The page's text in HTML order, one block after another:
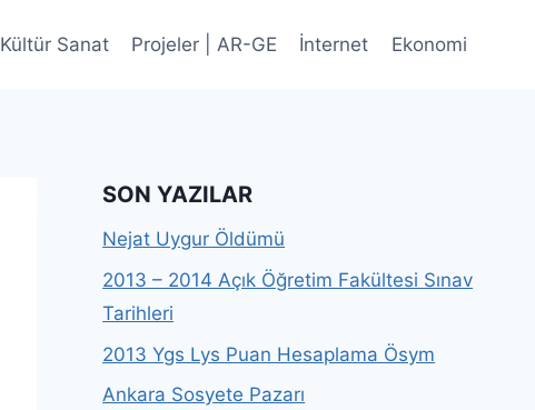
Kültür Sanat Projeler | AR-GE İnternet Ekonomi
SON YAZILAR
Nejat Uygur Öldümü
2013 – 2014 Açık Öğretim Fakültesi Sınav
Tarihleri
2013 Ygs Lys Puan Hesaplama Ösym
Ankara Sosyete Pazarı